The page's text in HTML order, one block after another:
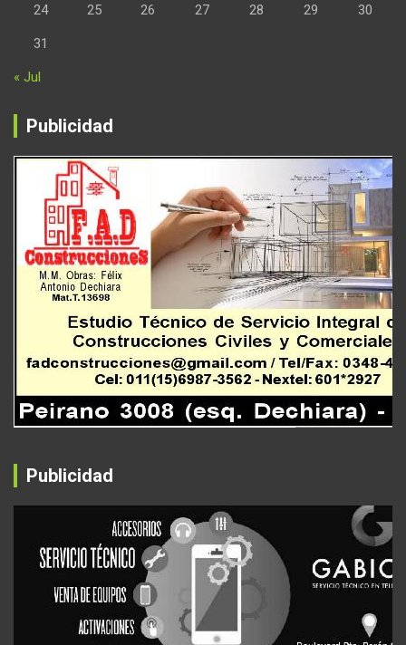
24 25 26 27 28 29 30
31
« Jul
Publicidad
Publicidad